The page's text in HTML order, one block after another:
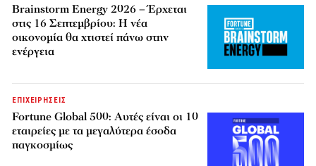
Brainstorm Energy 2026 – Έρχεται
στις 16 Σεπτεμβρίου: Η νέα
οικονομία θα χτιστεί πάνω στην
ενέργεια
ΕΠΙΧΕΙΡΗΣΕΙΣ
Fortune Global 500: Αυτές είναι οι 10
εταιρείες με τα μεγαλύτερα έσοδα
παγκοσμίως